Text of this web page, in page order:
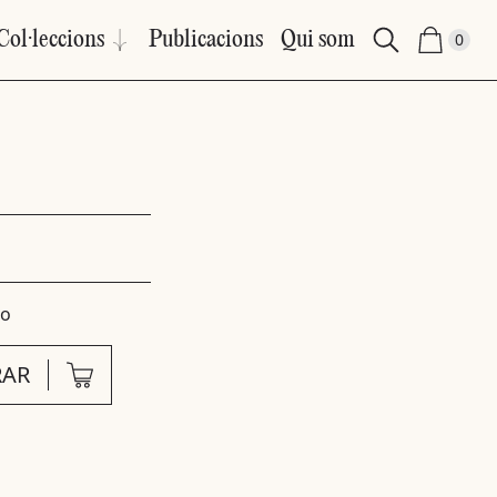
Publicacions Qui som 0